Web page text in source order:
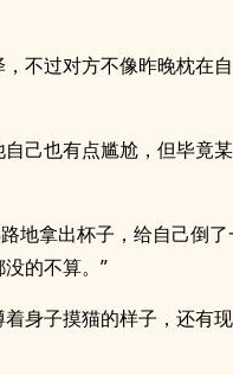
不过对方不像昨晚枕在
己也有点尴尬，但毕竟
地拿出杯子，给自己倒
的不算。”
身子摸猫的样子，还有